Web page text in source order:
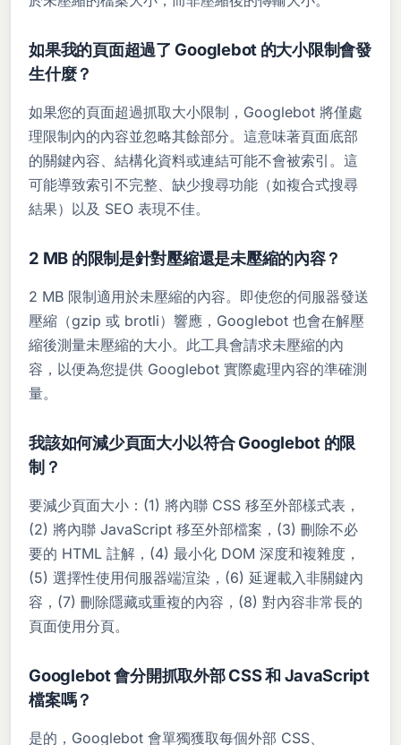
如果我的頁面超過了 Googlebot 的大小限制會發
生什麼？
如果您的頁面超過抓取大小限制，Googlebot 將僅處
理限制內的內容並忽略其餘部分。這意味著頁面底部
的關鍵內容、結構化資料或連結可能不會被索引。這
可能導致索引不完整、缺少搜尋功能（如複合式搜尋
結果）以及 SEO 表現不佳。
2 MB 的限制是針對壓縮還是未壓縮的內容？
2 MB 限制適用於未壓縮的內容。即使您的伺服器發送
壓縮（gzip 或 brotli）響應，Googlebot 也會在解壓
縮後測量未壓縮的大小。此工具會請求未壓縮的內
容，以便為您提供 Googlebot 實際處理內容的準確測
量。
我該如何減少頁面大小以符合 Googlebot 的限
制？
要減少頁面大小：(1) 將內聯 CSS 移至外部樣式表，
(2) 將內聯 JavaScript 移至外部檔案，(3) 刪除不必
要的 HTML 註解，(4) 最小化 DOM 深度和複雜度，
(5) 選擇性使用伺服器端渲染，(6) 延遲載入非關鍵內
容，(7) 刪除隱藏或重複的內容，(8) 對內容非常長的
頁面使用分頁。
Googlebot 會分開抓取外部 CSS 和 JavaScript
檔案嗎？
是的，Googlebot 會單獨獲取每個外部 CSS、